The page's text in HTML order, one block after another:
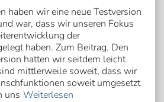
haben wir eine neue Testversion
war, dass wir unseren Fokus
der
haben. Zum Beitrag. Den
hatten wir seitdem leicht
mittlerweile soweit, dass wir
soweit umgesetzt
uns Weiterlesen